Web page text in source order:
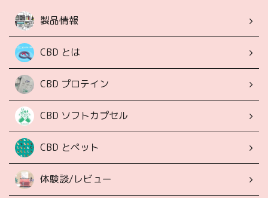
製品情報
CBD とは
CBD プロテイン
CBD ソフトカプセル
CBD とペット
体験談/レビュー